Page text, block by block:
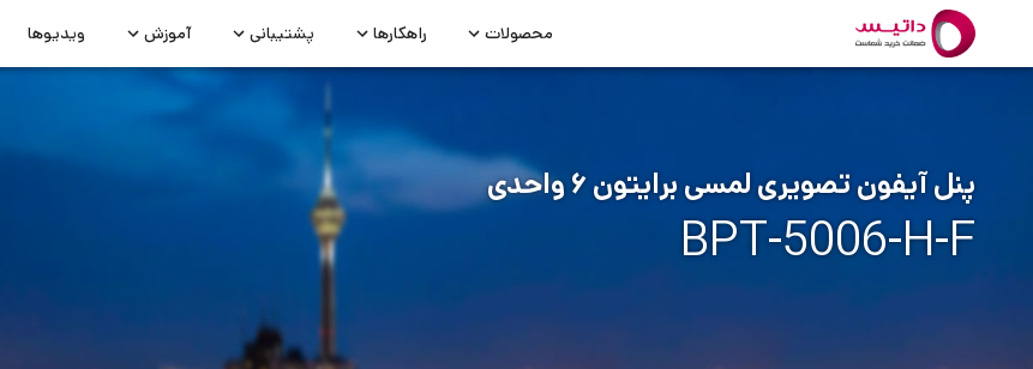
محصولات راهکارها پشتیبانی آموزش ویدیوها
پنل آیفون تصویری لمسی برایتون ۶ واحدی
BPT-5006-H-F